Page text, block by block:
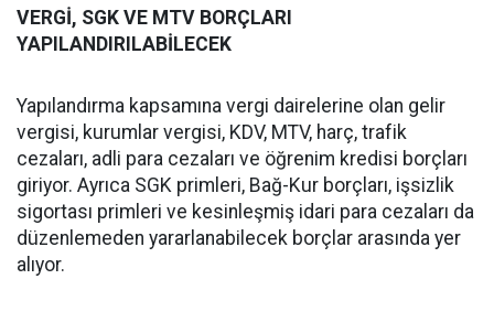
VERGİ, SGK VE MTV BORÇLARI
YAPILANDIRILABİLECEK
Yapılandırma kapsamına vergi dairelerine olan gelir
vergisi, kurumlar vergisi, KDV, MTV, harç, trafik
cezaları, adli para cezaları ve öğrenim kredisi borçları
giriyor. Ayrıca SGK primleri, Bağ-Kur borçları, işsizlik
sigortası primleri ve kesinleşmiş idari para cezaları da
düzenlemeden yararlanabilecek borçlar arasında yer
alıyor.